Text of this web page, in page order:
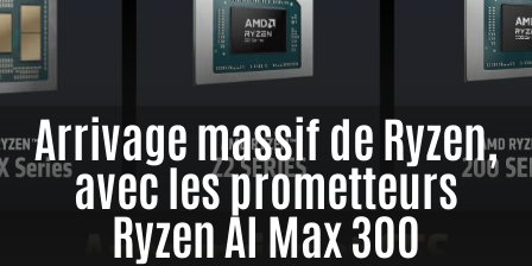
Arrivage massif de Ryzen,
avec les prometteurs
Ryzen AI Max 300